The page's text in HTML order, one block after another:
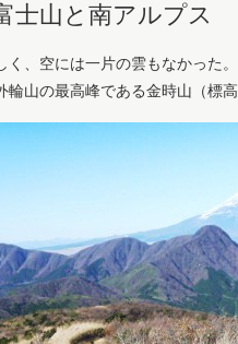
士山と南アルプス
く、空には一片の雲もなかった
山の最高峰である金時山（標高